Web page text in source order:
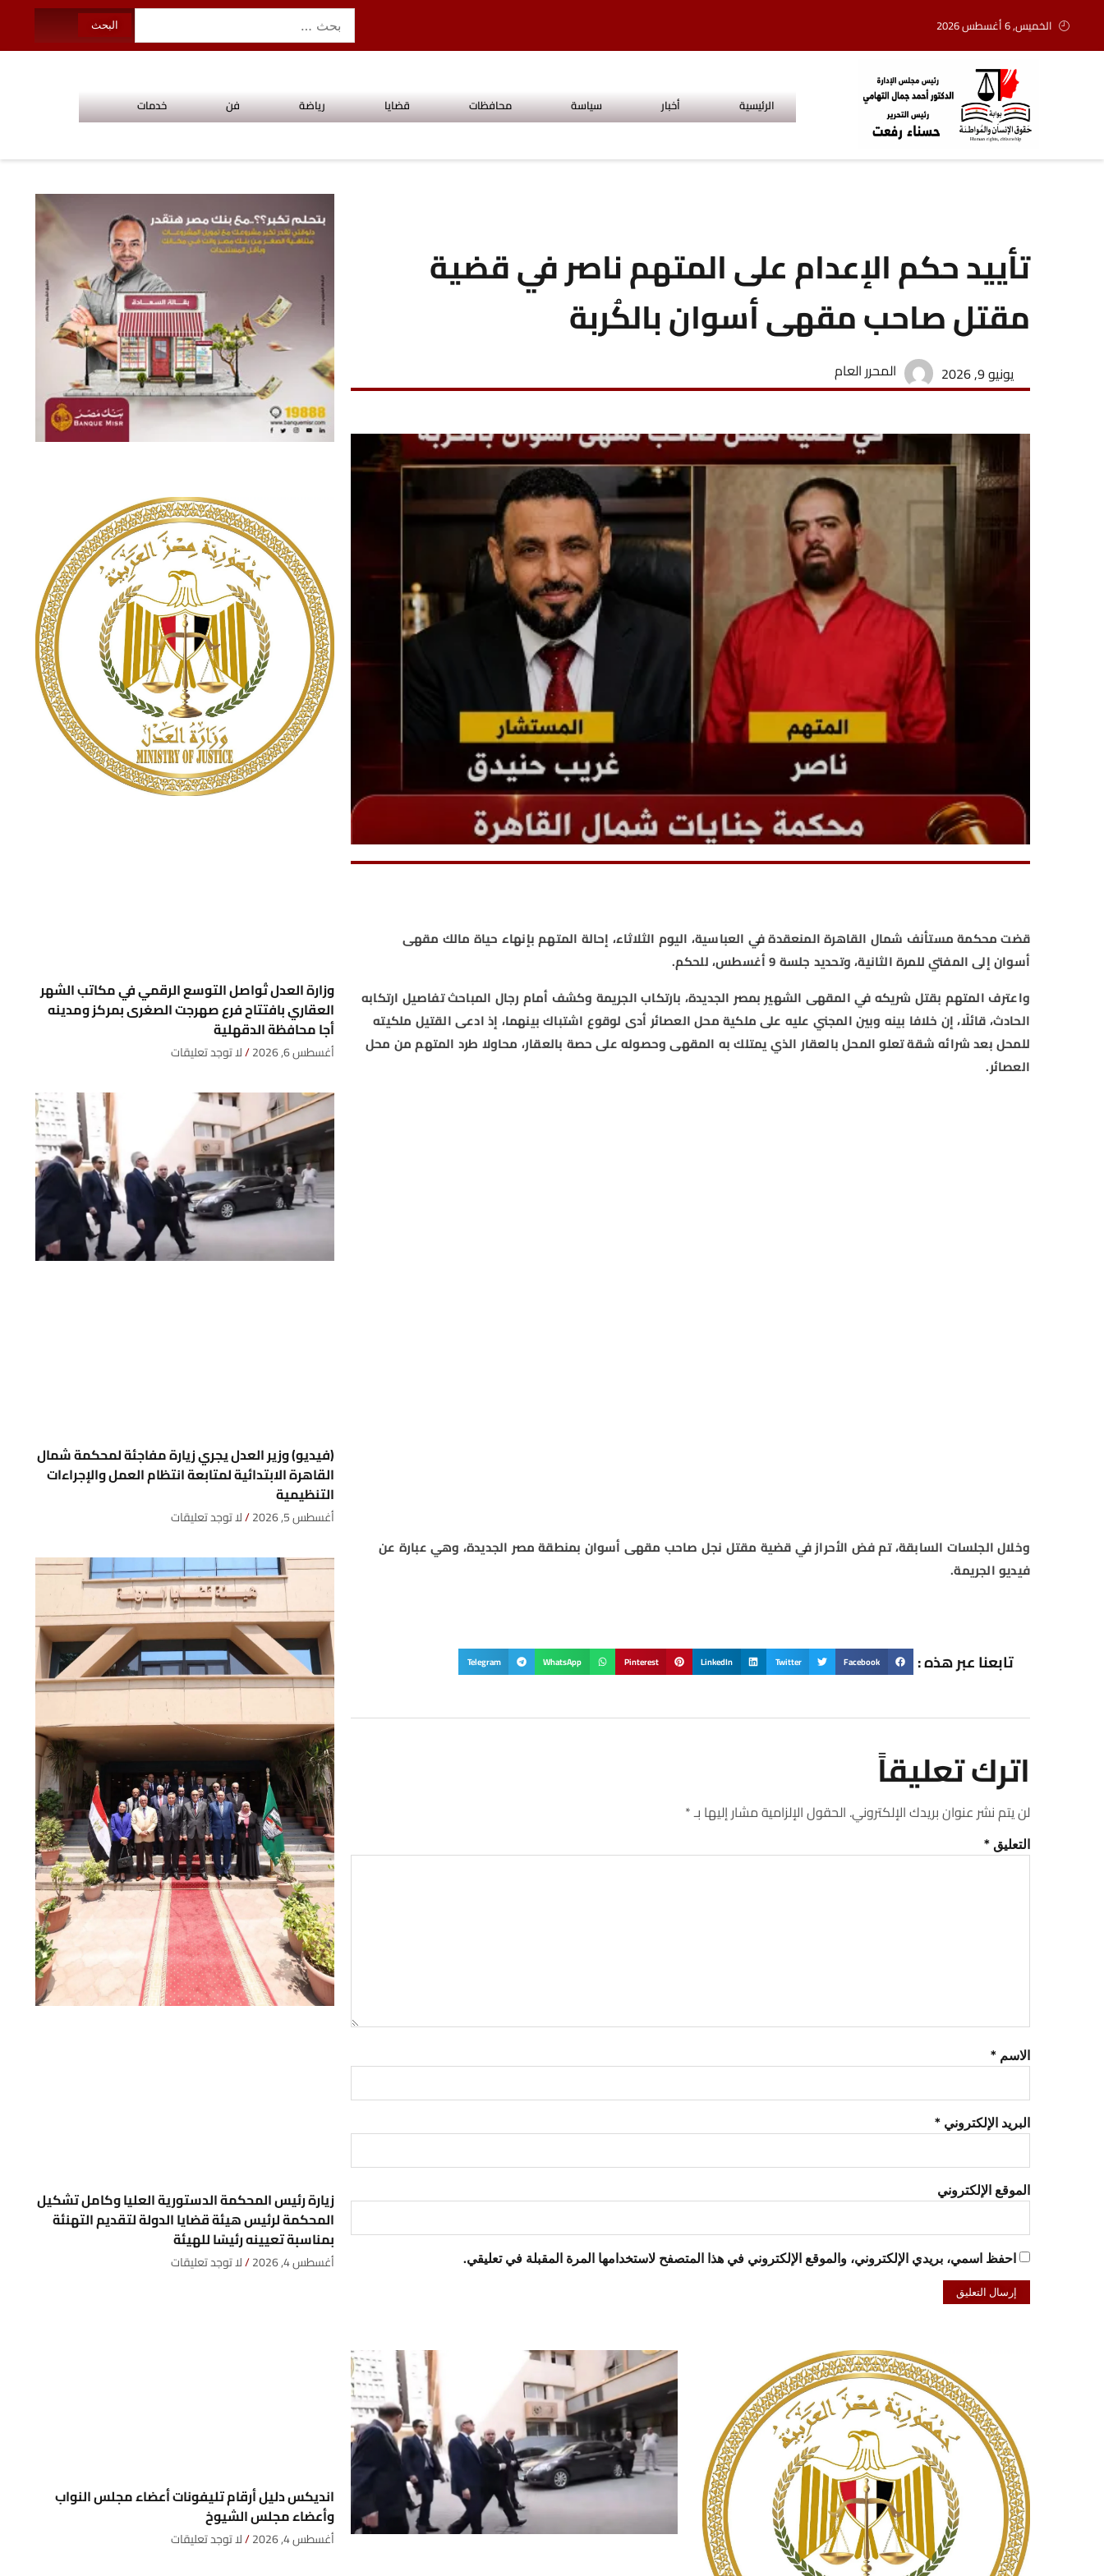
الخميس, 6 أغسطس 2026
الرئيسية أخبار سياسة محافظات قضايا رياضة فن خدمات
تأييد حكم الإعدام على المتهم ناصر في قضية
مقتل صاحب مقهى أسوان بالكُربة
يونيو 9, 2026 المحرر العام
قضت محكمة مستأنف شمال القاهرة المنعقدة في العباسية، اليوم الثلاثاء، إحالة المتهم بإنهاء حياة مالك مقهى
أسوان إلى المفتي للمرة الثانية، وتحديد جلسة 9 أغسطس، للحكم.
واعترف المتهم بقتل شريكه في المقهى الشهير بمصر الجديدة، بارتكاب الجريمة وكشف أمام رجال المباحث تفاصيل ارتكابه
الحادث، قائلًا، إن خلافا بينه وبين المجني عليه على ملكية محل العصائر أدى لوقوع اشتباك بينهما، إذ ادعى القتيل ملكيته
للمحل بعد شرائه شقة تعلو المحل بالعقار الذي يمتلك به المقهى وحصوله على حصة بالعقار، محاولا طرد المتهم من محل
العصائر.
وخلال الجلسات السابقة، تم فض الأحراز في قضية مقتل نجل صاحب مقهى أسوان بمنطقة مصر الجديدة، وهي عبارة عن
فيديو الجريمة.
تابعنا عبر هذه : Facebook
Twitter
LinkedIn
Pinterest
WhatsApp
Telegram
اترك تعليقاً
لن يتم نشر عنوان بريدك الإلكتروني. الحقول الإلزامية مشار إليها بـ*
التعليق *
الاسم *
البريد الإلكتروني *
الموقع الإلكتروني
احفظ اسمي، بريدي الإلكتروني، والموقع الإلكتروني في هذا المتصفح لاستخدامها المرة المقبلة في تعليقي.
وزارة العدل تُواصل التوسع الرقمي في مكاتب الشهر
العقاري بافتتاح فرع صهرجت الصغرى بمركز ومدينه
أجا محافظة الدقهلية
أغسطس 6, 2026 لا توجد تعليقات
(فيديو) وزير العدل يجري زيارة مفاجئة لمحكمة شمال
القاهرة الابتدائية لمتابعة انتظام العمل والإجراءات
التنظيمية
أغسطس 5, 2026 لا توجد تعليقات
زيارة رئيس المحكمة الدستورية العليا وكامل تشكيل
المحكمة لرئيس هيئة قضايا الدولة لتقديم التهنئة
بمناسبة تعيينه رئيسًا للهيئة
أغسطس 4, 2026 لا توجد تعليقات
انديكس دليل أرقام تليفونات أعضاء مجلس النواب
وأعضاء مجلس الشيوخ
أغسطس 4, 2026 لا توجد تعليقات